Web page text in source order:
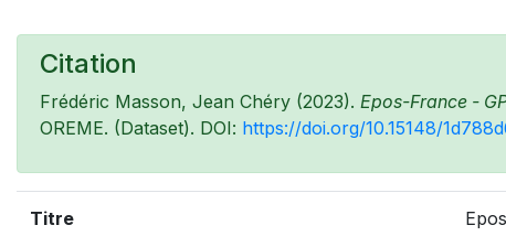
Citation
Frédéric Masson, Jean Chéry (2023). Epos-France -
OREME. (Dataset). DOI: https://doi.org/10.15148/
Titre